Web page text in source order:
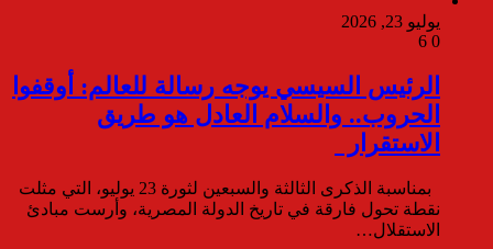
يوليو 23, 2026
0
الرئيس السيسي يوجه رسالة للعالم: أوقفوا
الحروب.. والسلام العادل هو طريق
الاستقرار
بمناسبة الذكرى الثالثة والسبعين لثورة 23 يوليو، التي مثلت
نقطة تحول فارقة في تاريخ الدولة المصرية، وأرست مبادئ
الاستقلال…